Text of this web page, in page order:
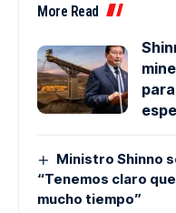
More Read
Ministro Shinno
“Tenemos claro
mucho tiempo”